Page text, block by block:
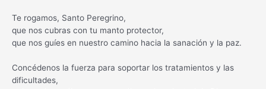
Te rogamos, Santo Peregrino,
que nos cubras con tu manto protector,
que nos guíes en nuestro camino hacia la sanación y la paz.
Concédenos la fuerza para soportar los tratamientos y las
dificultades,